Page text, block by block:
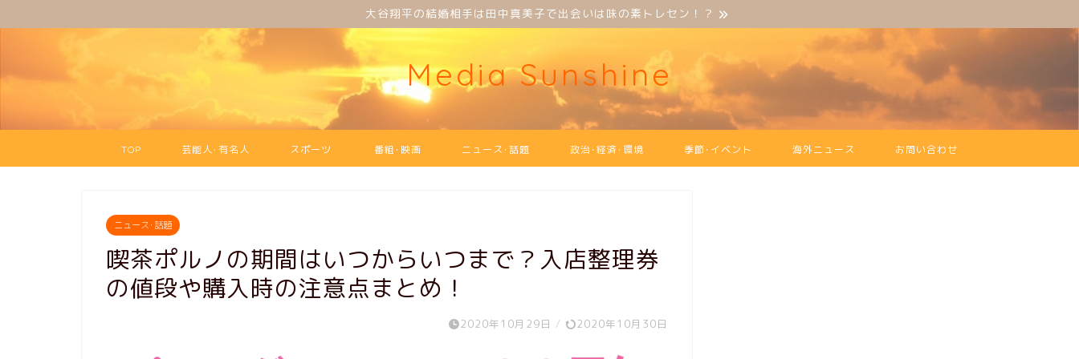
大谷翔平の結婚相手は田中真美子で出会いは味の素トレセン！？
Media Sunshine
TOP 芸能人･有名人 スポーツ 番組･映画 ニュース･話題 政治･経済･環境 季節･イベント 海外ニュース お問い合わせ
ニュース･話題
喫茶ポルノの期間はいつからいつまで？入店整理券
の値段や購入時の注意点まとめ！
2020年10月29日 / 2020年10月30日